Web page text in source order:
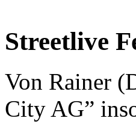
Streetlive
Von Rainer
City AG”